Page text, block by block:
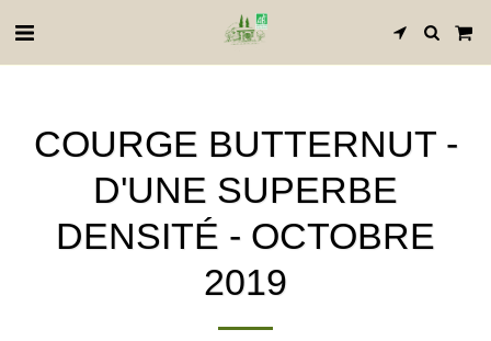
COURGE BUTTERNUT -
D'UNE SUPERBE
DENSITÉ - OCTOBRE
2019